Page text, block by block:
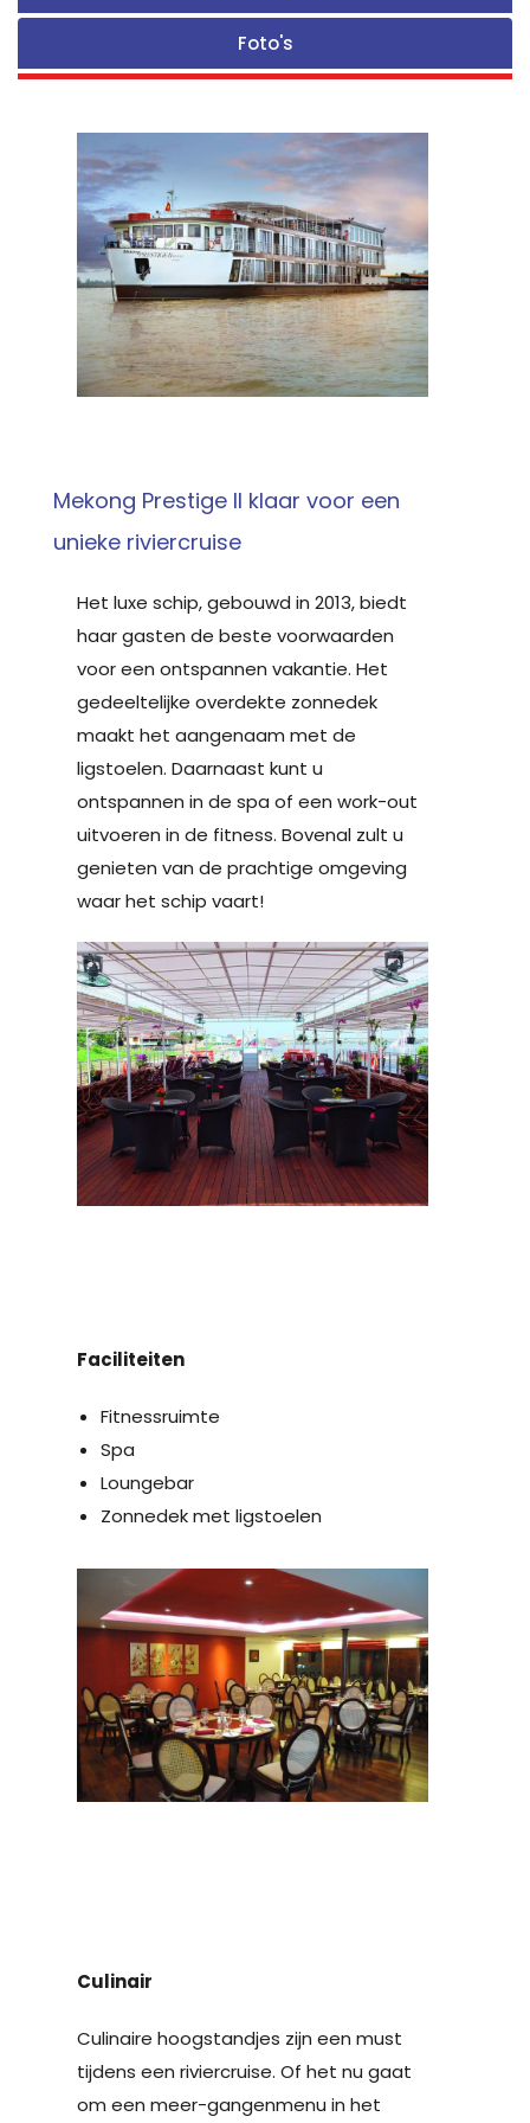
Foto's
Mekong Prestige II klaar voor een
unieke riviercruise
Het luxe schip, gebouwd in 2013, biedt
haar gasten de beste voorwaarden
voor een ontspannen vakantie. Het
gedeeltelijke overdekte zonnedek
maakt het aangenaam met de
ligstoelen. Daarnaast kunt u
ontspannen in de spa of een work-out
uitvoeren in de fitness. Bovenal zult u
genieten van de prachtige omgeving
waar het schip vaart!
Faciliteiten
Fitnessruimte
Spa
Loungebar
Zonnedek met ligstoelen
Culinair
Culinaire hoogstandjes zijn een must
tijdens een riviercruise. Of het nu gaat
om een ​​meer-gangenmenu in het